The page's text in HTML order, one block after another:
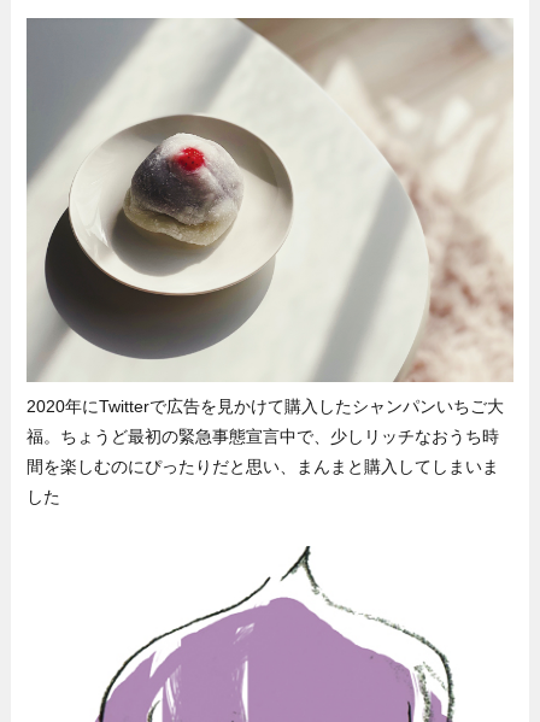
2020年にTwitterで広告を見かけて購入したシャンパンいちご大
福。ちょうど最初の緊急事態宣言中で、少しリッチなおうち時
間を楽しむのにぴったりだと思い、まんまと購入してしまいま
した